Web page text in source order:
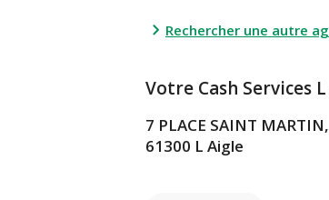
Rechercher une autre
Votre Cash Services
7 PLACE SAINT MARTIN,
61300 L Aigle